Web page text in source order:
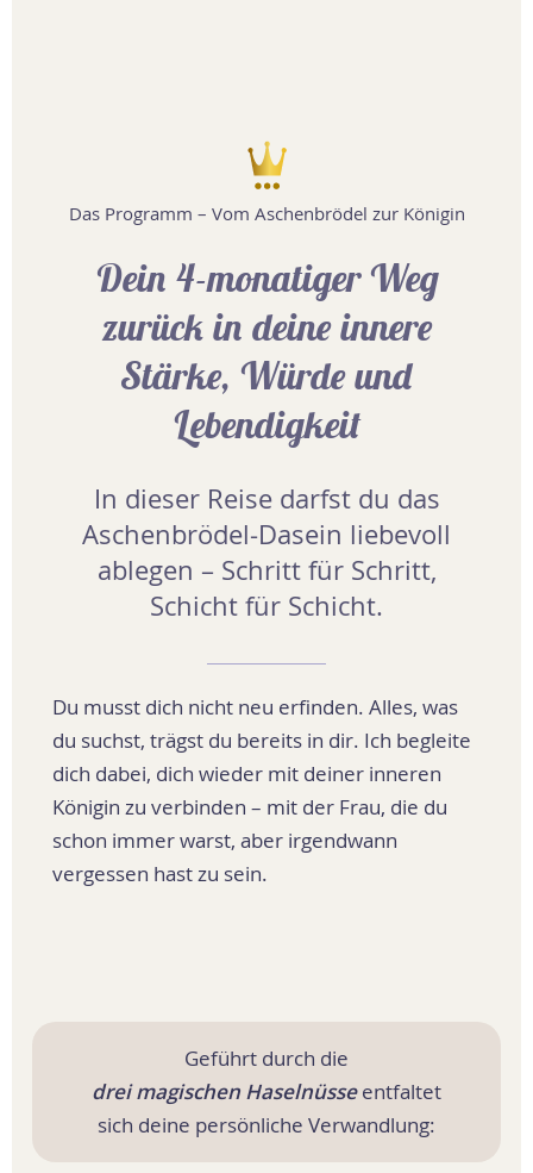
Das Programm – Vom Aschenbrödel zur Königin
Dein 4-monatiger Weg
zurück in deine innere
Stärke, Würde und
Lebendigkeit
In dieser Reise darfst du das
Aschenbrödel-Dasein liebevoll
ablegen – Schritt für Schritt,
Schicht für Schicht.
Du musst dich nicht neu erfinden. Alles, was
du suchst, trägst du bereits in dir. Ich begleite
dich dabei, dich wieder mit deiner inneren
Königin zu verbinden – mit der Frau, die du
schon immer warst, aber irgendwann
vergessen hast zu sein.
Geführt durch die
drei magischen Haselnüsseentfaltet
sich deine persönliche Verwandlung: